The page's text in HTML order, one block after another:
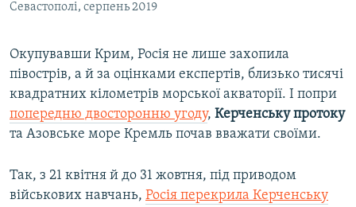
Севастополі, серпень 2019
Окупувавши Крим, Росія не лише захопила
півострів, а й за оцінками експертів, близько тисячі
квадратних кілометрів морської акваторії. І попри
попередню двосторонню угоду, Керченську протоку
та Азовське море Кремль почав вважати своїми.
Так, з 21 квітня й до 31 жовтня, під приводом
військових навчань, Росія перекрила Керченську